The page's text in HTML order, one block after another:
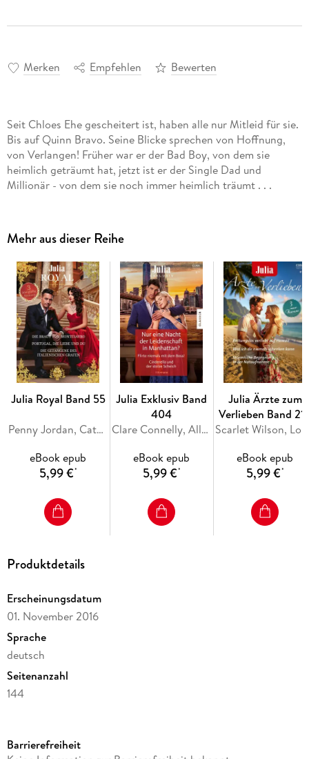
Merken Empfehlen Bewerten
Seit Chloes Ehe gescheitert ist, haben alle nur Mitleid für sie.
Bis auf Quinn Bravo. Seine Blicke sprechen von Hoffnung,
von Verlangen! Früher war er der Bad Boy, von dem sie
heimlich geträumt hat, jetzt ist er der Single Dad und
Millionär - von dem sie noch immer heimlich träumt . . .
Mehr aus dieser Reihe
Julia Royal Band 55
Penny Jordan, Catherine George, Sara Craven
eBook epub
5,99 €*
Julia Exklusiv Band
404
Clare Connelly, Ally Blake, Maya Blake
eBook epub
5,99 €*
Julia Ärzte zum
Verlieben Band
eBook epub
5,99 €*
Produktdetails
Erscheinungsdatum
01. November 2016
Sprache
deutsch
Seitenanzahl
144
Reihe
Barrierefreiheit